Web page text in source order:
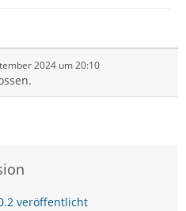
2024 um 20:10
veröffentlicht